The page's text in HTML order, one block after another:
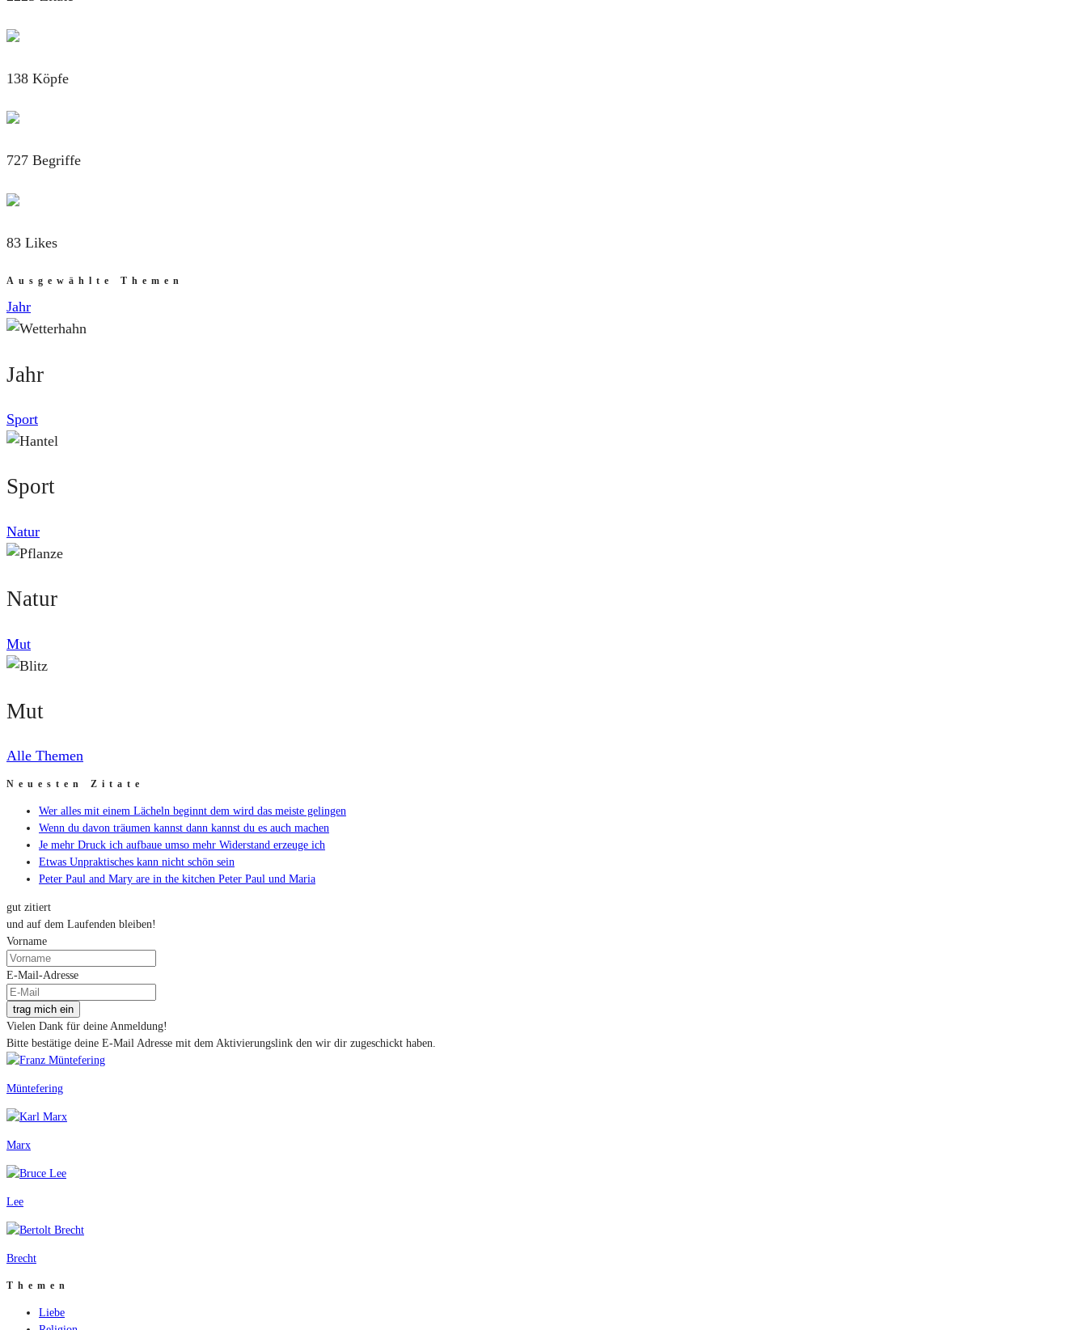
138 Köpfe
727 Begriffe
83 Likes
Ausgewählte Themen
Jahr
Jahr
Sport
Sport
Natur
Natur
Mut
Mut
Alle Themen
Neuesten Zitate
Wer alles mit einem Lächeln beginnt dem wird das meiste gelingen
Wenn du davon träumen kannst dann kannst du es auch machen
Je mehr Druck ich aufbaue umso mehr Widerstand erzeuge ich
Etwas Unpraktisches kann nicht schön sein
Peter Paul and Mary are in the kitchen Peter Paul und Maria
gut zitiert
und auf dem Laufenden bleiben!
Vorname
E-Mail-Adresse
trag mich ein
Vielen Dank für deine Anmeldung!
Bitte bestätige deine E-Mail Adresse mit dem Aktivierungslink den wir dir zugeschickt haben.
Müntefering
Marx
Lee
Brecht
Themen
Liebe